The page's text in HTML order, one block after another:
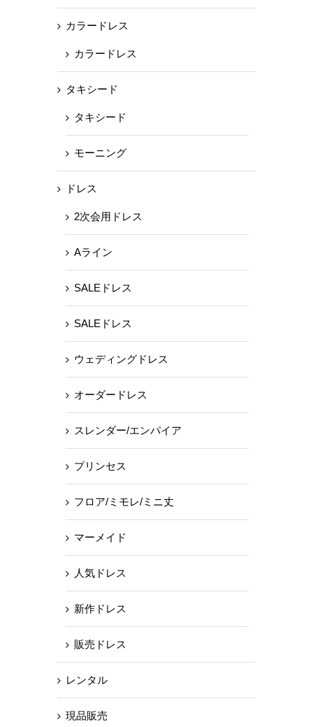
カラードレス
カラードレス
タキシード
タキシード
モーニング
ドレス
2次会用ドレス
Aライン
SALEドレス
SALEドレス
ウェディングドレス
オーダードレス
スレンダー/エンパイア
プリンセス
フロア/ミモレ/ミニ丈
マーメイド
人気ドレス
新作ドレス
販売ドレス
レンタル
現品販売